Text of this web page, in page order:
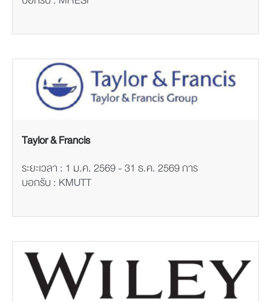
บอกรับ : MHESI
Taylor & Francis
ระยะเวลา : 1 ม.ค. 2569 - 31 ธ.ค. 2569 การ
บอกรับ : KMUTT